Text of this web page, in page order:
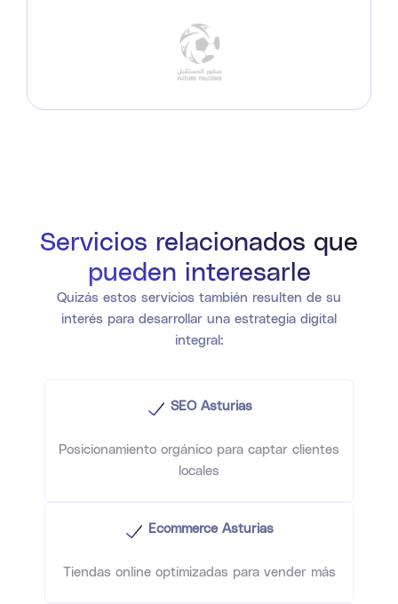
Servicios relacionados que
pueden interesarle
Quizás estos servicios también resulten de su
interés para desarrollar una estrategia digital
integral:
SEO Asturias
Posicionamiento orgánico para captar clientes
locales
Ecommerce Asturias
Tiendas online optimizadas para vender más